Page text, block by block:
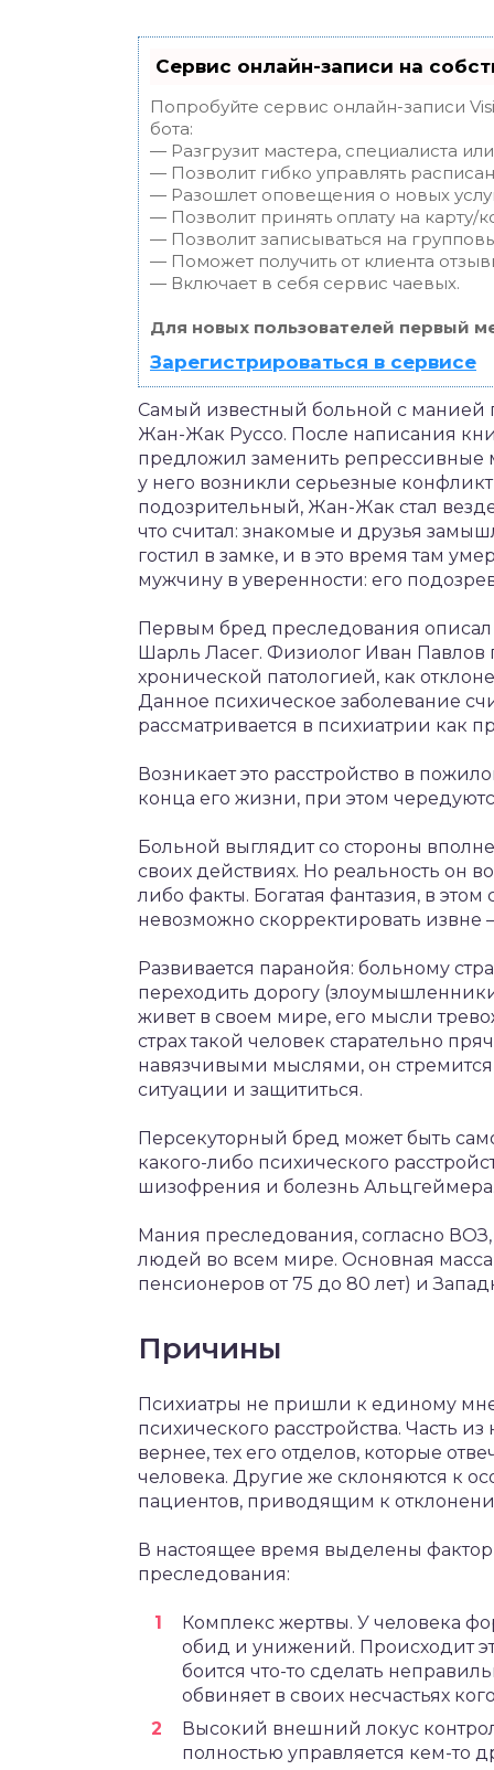
Сервис онлайн-записи на
Попробуйте сервис онлайн-записи
бота:
— Разгрузит мастера, специалиста
— Позволит гибко управлять
— Разошлет оповещения о новых
— Позволит принять оплату на карту/
— Позволит записываться на
— Поможет получить от клиента
— Включает в себя сервис чаевых.
Для новых пользователей первый
Зарегистрироваться в сервисе
Самый известный больной с манией
Жан-Жак Руссо. После написания
предложил заменить репрессивные
у него возникли серьезные
подозрительный, Жан-Жак стал
что считал: знакомые и друзья
гостил в замке, и в это время там
мужчину в уверенности: его
Первым бред преследования описал
Шарль Ласег. Физиолог Иван Павлов
хронической патологией, как
Данное психическое заболевание
рассматривается в психиатрии как
Возникает это расстройство в
конца его жизни, при этом
Больной выглядит со стороны
своих действиях. Но реальность он
либо факты. Богатая фантазия, в
невозможно скорректировать извне
Развивается паранойя: больному
переходить дорогу
живет в своем мире, его мысли
страх такой человек старательно
навязчивыми мыслями, он
ситуации и защититься.
Персекуторный бред может быть
какого-либо психического
шизофрения и болезнь
Мания преследования, согласно
людей во всем мире. Основная
пенсионеров от 75 до 80 лет) и
Причины
Психиатры не пришли к единому
психического расстройства. Часть
вернее, тех его отделов, которые
человека. Другие же склоняются к
пациентов, приводящим к
В настоящее время выделены
преследования:
Комплекс жертвы. У человека
обид и унижений. Происходит
боится что-то сделать
обвиняет в своих несчастьях
Высокий внешний локус
полностью управляется кем-